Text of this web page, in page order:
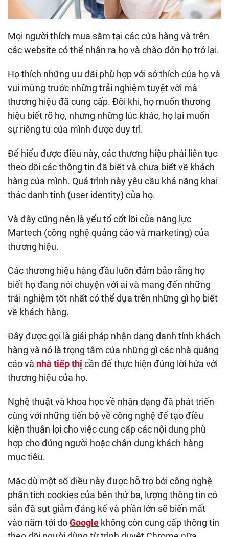
Mọi người thích mua sắm tại các cửa hàng và trên
các website có thể nhận ra họ và chào đón họ trở lại.
Họ thích những ưu đãi phù hợp với sở thích của họ và
vui mừng trước những trải nghiệm tuyệt vời mà
thương hiệu đã cung cấp. Đôi khi, họ muốn thương
hiệu biết rõ họ, nhưng những lúc khác, họ lại muốn
sự riêng tư của mình được duy trì.
Để hiểu được điều này, các thương hiệu phải liên tục
theo dõi các thông tin đã biết và chưa biết về khách
hàng của mình. Quá trình này yêu cầu khả năng khai
thác danh tính (user identity) của họ.
Và đây cũng nên là yếu tố cốt lõi của năng lực
Martech (công nghệ quảng cáo và marketing) của
thương hiệu.
Các thương hiệu hàng đầu luôn đảm bảo rằng họ
biết họ đang nói chuyện với ai và mang đến những
trải nghiệm tốt nhất có thể dựa trên những gì họ biết
về khách hàng.
Đây được gọi là giải pháp nhận dạng danh tính khách
hàng và nó là trọng tâm của những gì các nhà quảng
cáo và nhà tiếp thị cần để thực hiện đúng lời hứa với
thương hiệu của họ.
Nghệ thuật và khoa học về nhận dạng đã phát triển
cùng với những tiến bộ về công nghệ để tạo điều
kiện thuận lợi cho việc cung cấp các nội dung phù
hợp cho đúng người hoặc chân dung khách hàng
mục tiêu.
Mặc dù một số điều này được hỗ trợ bởi công nghệ
phân tích cookies của bên thứ ba, lượng thông tin có
sẵn đã sụt giảm đáng kể và phần lớn sẽ biến mất
vào năm tới doGoogle không còn cung cấp thông tin